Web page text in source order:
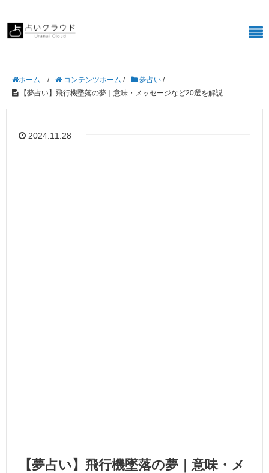
ホーム / コンテンツホーム / 夢占い /
【夢占い】飛行機墜落の夢｜意味・メッセージなど20選を解説
2024.11.28
【夢占い】飛行機墜落の夢｜意味・メ